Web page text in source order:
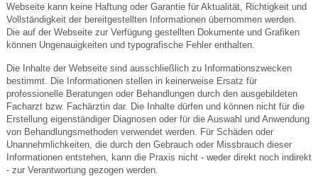
Webseite kann keine Haftung oder Garantie für Aktualität, Richtigkeit und
Vollständigkeit der bereitgestellten Informationen übernommen werden.
Die auf der Webseite zur Verfügung gestellten Dokumente und Grafiken
können Ungenauigkeiten und typografische Fehler enthalten.
Die Inhalte der Webseite sind ausschließlich zu Informationszwecken
bestimmt. Die Informationen stellen in keinerweise Ersatz für
professionelle Beratungen oder Behandlungen durch den ausgebildeten
Facharzt bzw. Fachärztin dar. Die Inhalte dürfen und können nicht für die
Erstellung eigenständiger Diagnosen oder für die Auswahl und Anwendung
von Behandlungsmethoden verwendet werden. Für Schäden oder
Unannehmlichkeiten, die durch den Gebrauch oder Missbrauch dieser
Informationen entstehen, kann die Praxis nicht - weder direkt noch indirekt
- zur Verantwortung gezogen werden.